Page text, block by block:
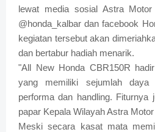
lewat media sosial Astra
@honda_kalbar dan facebook
kegiatan tersebut akan
dan bertabur hadiah menarik.
"All New Honda CBR150R
yang memiliki sejumlah
performa dan handling. Fiturnya
papar Kepala Wilayah Astra
Meski secara kasat mata